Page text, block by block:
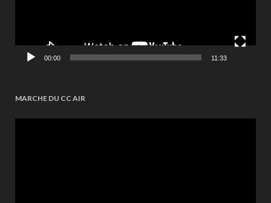
00:00 11:33
MARCHE DU CC AIR